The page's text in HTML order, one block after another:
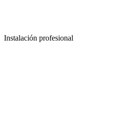
Instalación profesional